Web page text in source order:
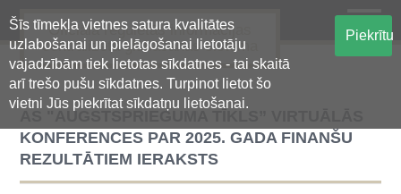
Šīs tīmekļa vietnes satura kvalitātes
uzlabošanai un pielāgošanai lietotāju
vajadzībām tiek lietotas sīkdatnes - tai skaitā
arī trešo pušu sīkdatnes. Turpinot lietot šo
vietni Jūs piekrītat sīkdatņu lietošanai.
Piekrītu
Oficiālā regulētās informācijas
centralizētā glabāšanas sistēma
AS "AUGSTSPRIEGUMA TĪKLS” VIRTUĀLĀS
KONFERENCES PAR 2025. GADA FINANŠU
REZULTĀTIEM IERAKSTS